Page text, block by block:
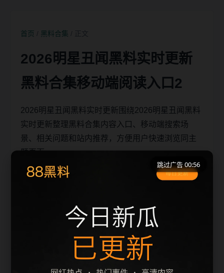
首页 黑料合集
2026明星丑闻黑料实时更新
黑料合集移动端阅读入口2
2026明星丑闻黑料实时更新围绕2026明星丑闻黑料
实时更新整理黑料合集内容入口、移动端搜索场
景、相关问题和站内推荐，方便用户快速浏览同主
题页面。
移动端搜索场景
2026明星丑闻黑料实时更新相关页面通常需要先判
断标题、摘要和栏目是否一致。本页围绕黑料合集
整理阅读入口，减少用户在手机端反复返回搜索结
果的次数。
跳过广告 00:56